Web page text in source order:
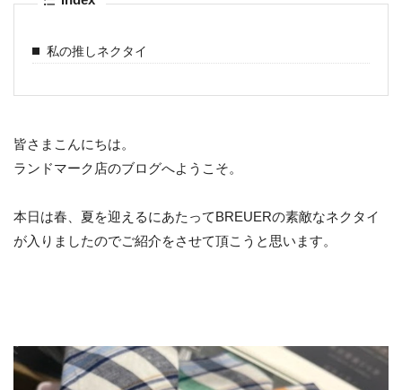
私の推しネクタイ
皆さまこんにちは。
ランドマーク店のブログへようこそ。
本日は春、夏を迎えるにあたってBREUERの素敵なネクタイ
が入りましたのでご紹介をさせて頂こうと思います。